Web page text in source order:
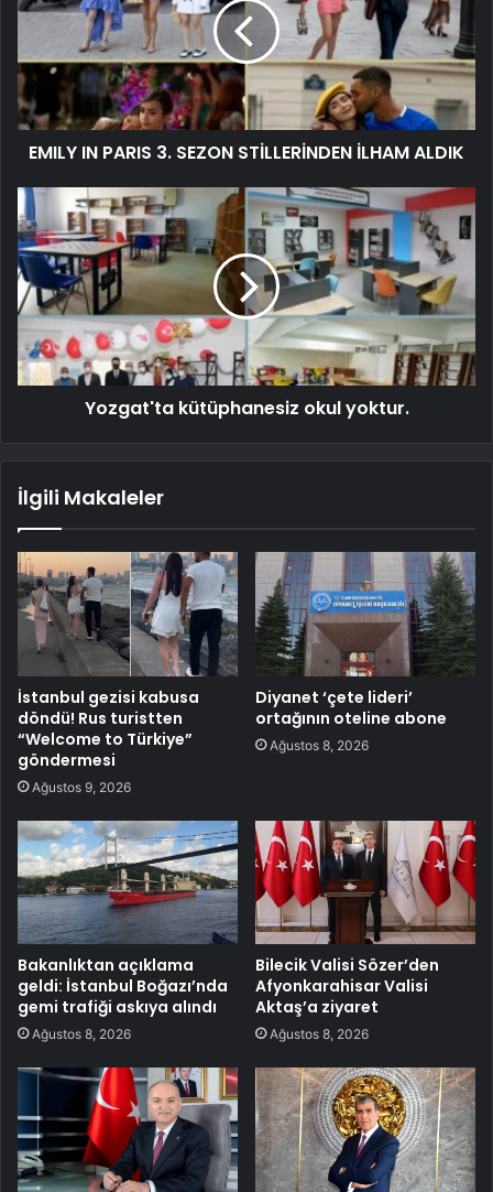
EMILY IN PARIS 3. SEZON STİLLERİNDEN İLHAM ALDIK
Yozgat'ta kütüphanesiz okul yoktur.
İlgili Makaleler
İstanbul gezisi kabusa
döndü! Rus turistten
“Welcome to Türkiye”
göndermesi
Ağustos 9, 2026
Diyanet ‘çete lideri’
ortağının oteline abone
Ağustos 8, 2026
Bakanlıktan açıklama
geldi: İstanbul Boğazı’nda
gemi trafiği askıya alındı
Ağustos 8, 2026
Bilecik Valisi Sözer’den
Afyonkarahisar Valisi
Aktaş’a ziyaret
Ağustos 8, 2026